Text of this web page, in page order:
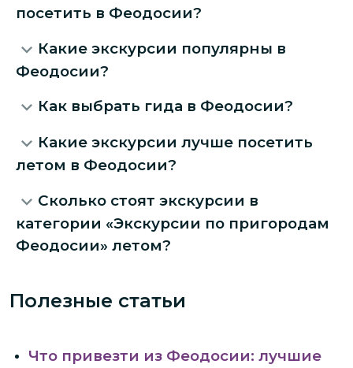
посетить в Феодосии?
Какие экскурсии популярны в
Феодосии?
Как выбрать гида в Феодосии?
Какие экскурсии лучше посетить
летом в Феодосии?
Сколько стоят экскурсии в
категории «Экскурсии по пригородам
Феодосии» летом?
Полезные статьи
Что привезти из Феодосии: лучшие